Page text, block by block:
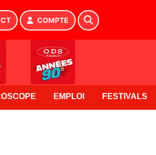
COMPTE
EMPLOI FESTIVALS